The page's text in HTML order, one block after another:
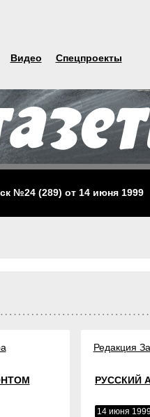
Видео Спецпроекты
№24 (289)от 14 июня 1999
Редакция
РУССКИЙ
14 июня